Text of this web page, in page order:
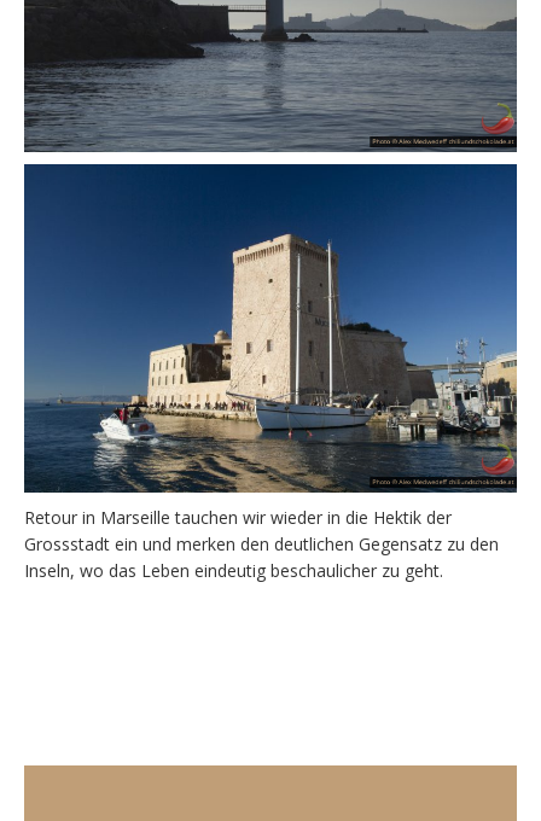
Retour in Marseille tauchen wir wieder in die Hektik der
Grossstadt ein und merken den deutlichen Gegensatz zu den
Inseln, wo das Leben eindeutig beschaulicher zu geht.